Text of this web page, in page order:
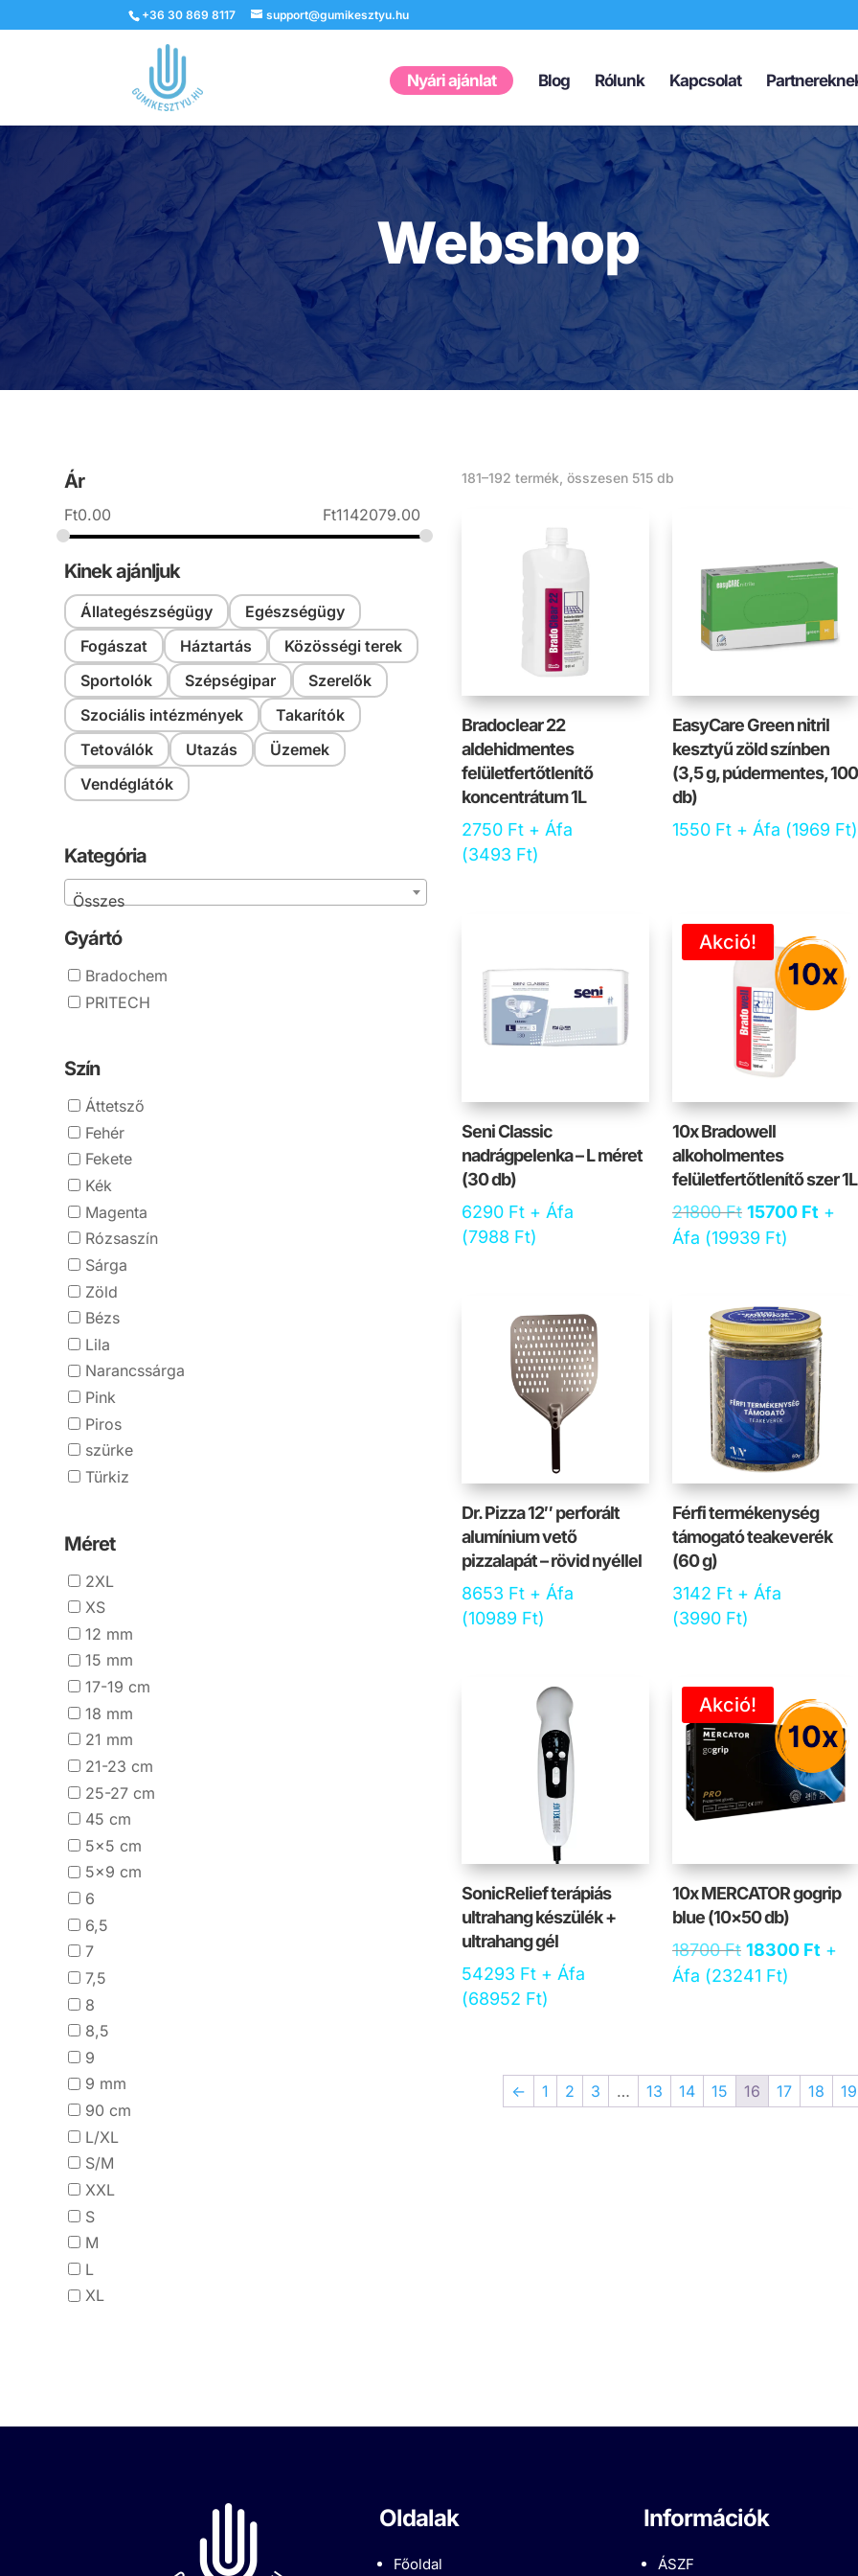
+36 30 869 8117 support@gumikesztyu.hu
Nyári ajánlat Blog Rólunk Kapcsolat
Webshop
Ár
Ft0.00 Ft1142079.00
Kinek ajánljuk
Állategészségügy
Egészségügy
Fogászat
Háztartás
Közösségi terek
Sportolók
Szépségipar
Szerelők
Szociális intézmények
Takarítók
Tetoválók
Utazás
Üzemek
Vendéglátók
Kategória
Összes
Gyártó
Bradochem
PRITECH
Szín
Áttetsző
Fehér
Fekete
Kék
Magenta
Rózsaszín
Sárga
Zöld
Bézs
Lila
Narancssárga
Pink
Piros
szürke
Türkiz
Méret
2XL
XS
12 mm
15 mm
17-19 cm
18 mm
21 mm
21-23 cm
25-27 cm
45 cm
5x5 cm
5x9 cm
6
6,5
7
7,5
8
8,5
9
9 mm
90 cm
L/XL
S/M
XXL
S
M
L
XL
181–192 termék, összesen 515 db
Bradoclear 22
aldehidmentes
felületfertőtlenítő
koncentrátum 1L
2750 Ft + Áfa
(3493 Ft)
EasyCare Green nitril
kesztyű zöld színben
(3,5 g, púdermentes, 100
db)
1550 Ft + Áfa (1969 Ft)
Seni Classic
nadrágpelenka – L méret
(30 db)
6290 Ft + Áfa
(7988 Ft)
Akció!
10x Bradowell
alkoholmentes
felületfertőtlenítő szer 1L
21800Ft Original
price
15700 Ft +
Áfa (19939 Ft)
Dr. Pizza 12″ perforált
alumínium vető
pizzalapát – rövid nyéllel
8653 Ft + Áfa
(10989 Ft)
Férfi termékenység
támogató teakeverék
(60 g)
3142 Ft + Áfa
(3990 Ft)
SonicRelief terápiás
ultrahang készülék +
ultrahang gél
54293 Ft + Áfa
(68952 Ft)
Akció!
10x MERCATOR gogrip
blue (10×50 db)
18700Ft Original
price
18300 Ft +
Áfa (23241 Ft)
← 1 2 3 … 13 14 15 16 17 18 19
Oldalak
Főoldal
Információk
ÁSZF